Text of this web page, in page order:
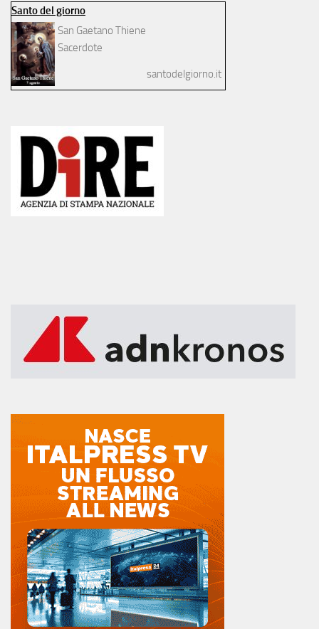
Santo del giorno
San Gaetano Thiene
Sacerdote
santodelgiorno.it